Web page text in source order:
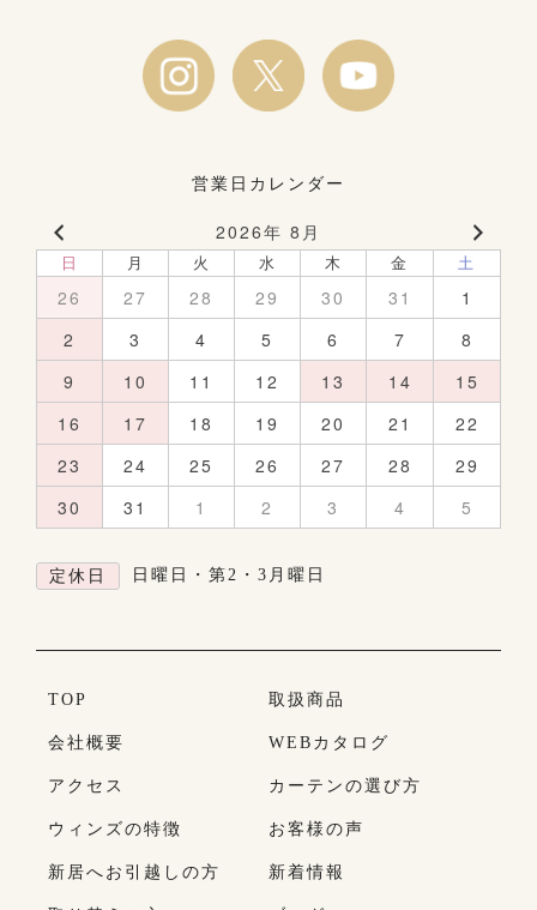
営業日カレンダー
2026年 8月
日 月 火 水 木 金 土
26 27 28 29 30 31
1
2
3 4 5 6 7
8
9
10 11 12 13 14
15
16
17 18 19 20 21
22
23
24 25 26 27 28
29
30
31 1 2 3 4 5
定休日 日曜日・第2・3月曜日
TOP
会社概要
アクセス
ウィンズの特徴
新居へお引越しの方
取扱商品
WEBカタログ
カーテンの選び方
お客様の声
新着情報